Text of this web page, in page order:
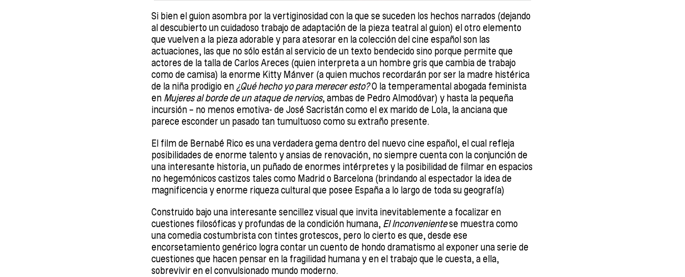
Si bien el guion asombra por la vertiginosidad con la que se suceden los hechos narrados (dejando
al descubierto un cuidadoso trabajo de adaptación de la pieza teatral al guion) el otro elemento
que vuelven a la pieza adorable y para atesorar en la colección del cine español son las
actuaciones, las que no sólo están al servicio de un texto bendecido sino porque permite que
actores de la talla de Carlos Areces (quien interpreta a un hombre gris que cambia de trabajo
como de camisa) la enorme Kitty Mánver (a quien muchos recordarán por ser la madre histérica
de la niña prodigio en ¿Qué hecho yo para merecer esto?O la temperamental abogada feminista
en Mujeres al borde de un ataque de nervios, ambas de Pedro Almodóvar) y hasta la pequeña
incursión – no menos emotiva- de José Sacristán como el ex marido de Lola, la anciana que
parece esconder un pasado tan tumultuoso como su extraño presente.
El film de Bernabé Rico es una verdadera gema dentro del nuevo cine español, el cual refleja
posibilidades de enorme talento y ansias de renovación, no siempre cuenta con la conjunción de
una interesante historia, un puñado de enormes intérpretes y la posibilidad de filmar en espacios
no hegemónicos castizos tales como Madrid o Barcelona (brindando al espectador la idea de
magnificencia y enorme riqueza cultural que posee España a lo largo de toda su geografía)
Construido bajo una interesante sencillez visual que invita inevitablemente a focalizar en
cuestiones filosóficas y profundas de la condición humana, El Inconvenientese muestra como
una comedia costumbrista con tintes grotescos, pero lo cierto es que, desde ese
encorsetamiento genérico logra contar un cuento de hondo dramatismo al exponer una serie de
cuestiones que hacen pensar en la fragilidad humana y en el trabajo que le cuesta, a ella,
sobrevivir en el convulsionado mundo moderno.